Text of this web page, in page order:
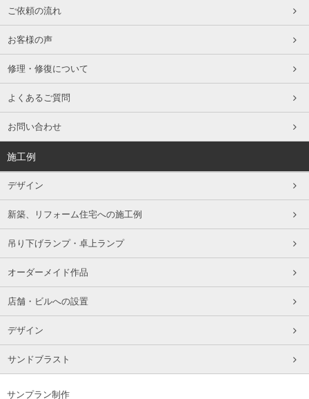
ご依頼の流れ
お客様の声
修理・修復について
よくあるご質問
お問い合わせ
施工例
デザイン
新築、リフォーム住宅への施工例
吊り下げランプ・卓上ランプ
オーダーメイド作品
店舗・ビルへの設置
デザイン
サンドブラスト
サンプラン制作